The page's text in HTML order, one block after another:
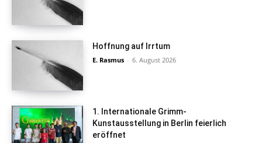
Hoffnung auf Irrtum
E. Rasmus - 6. August 2026
1. Internationale Grimm-
Kunstausstellung in Berlin feierlich
eröffnet